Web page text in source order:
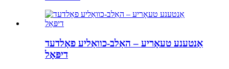
אַנטענע טעאָריע – האַלב-כוואַליע פאָלדעד
דיפּאָל